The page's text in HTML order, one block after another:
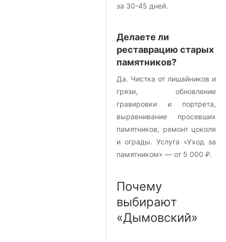
за 30-45 дней.
Делаете ли
реставрацию старых
памятников?
Да. Чистка от лишайников и
грязи, обновление
гравировки и портрета,
выравнивание просевших
памятников, ремонт цоколя
и ограды. Услуга «Уход за
памятником» — от 5 000 ₽.
Почему
выбирают
«Дымовский»